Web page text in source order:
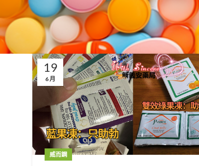
19
6 月
威而鋼